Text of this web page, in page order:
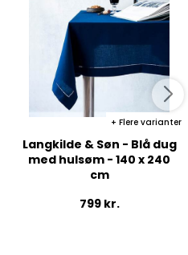
Flere varianter
Langkilde & Søn - Blå dug
med hulsøm - 140 x 240
cm
799 kr.